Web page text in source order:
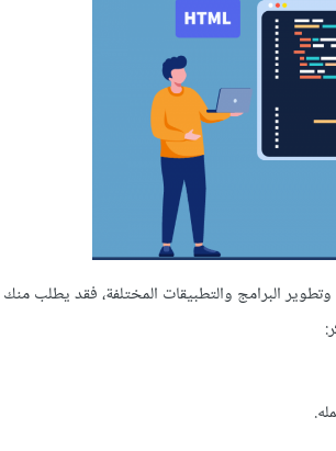
البرامج والتطبيقات المختلفة، فقد يطلب منك